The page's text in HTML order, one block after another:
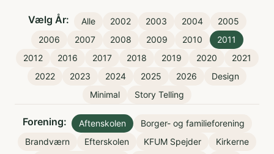
Vælg År: Alle 2002 2003 2004
2005
2006
2007 2008 2009 2010
2011
2012
2016 2017 2018 2019 2020
2021
2022
2023 2024 2025 2026
Design
Minimal
Story Telling
Forening: Aftenskolen
Borger- og familieforening
Brandværn
Efterskolen KFUM Spejder
Kirkerne